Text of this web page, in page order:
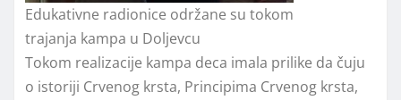
Edukativne radionice održane su tokom
trajanja kampa u Doljevcu
Tokom realizacije kampa deca imala prilike da čuju
o istoriji Crvenog krsta, Principima Crvenog krsta,